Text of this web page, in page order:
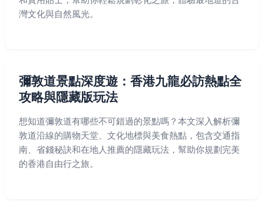
灣文化與自然風光。
彌敦道景點深度遊：香港九龍必訪熱點全
攻略與隱藏版玩法
想知道彌敦道有哪些不可錯過的景點嗎？本文深入解析彌
敦道沿線的購物天堂、文化地標與美食熱點，包含交通指
南、省錢秘訣和在地人推薦的隱藏玩法，幫助你規劃完美
的香港自由行之旅。